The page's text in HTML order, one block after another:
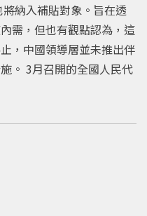
納入補貼對象。旨在透
需，但也有觀點認為，這
，中國領導層並未推出伴
。 3月召開的全國人民代